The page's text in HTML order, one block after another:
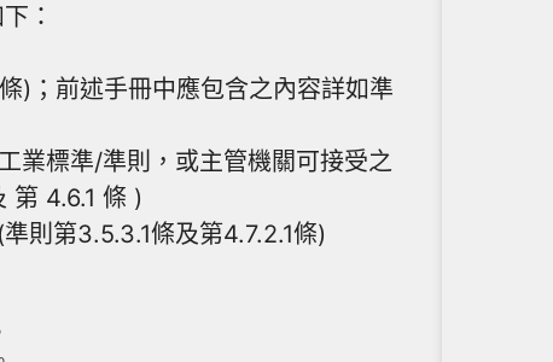
：
前述手冊中應包含之內容詳如準
標準/準則，或主管機關可接受之
第 4.6.1 條 )
第3.5.3.1條及第4.7.2.1條)